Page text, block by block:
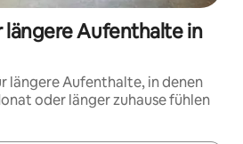
Aufenthalte in
längere Aufenthalte, in denen
oder länger zuhause fühlen